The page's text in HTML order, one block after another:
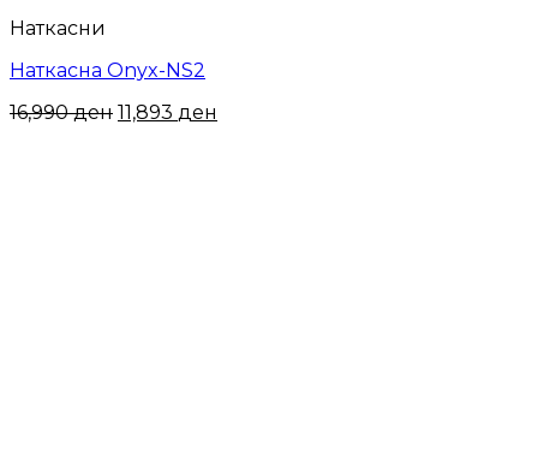
Наткасни
Наткасна Onyx-NS2
16,990ден 11,893 ден